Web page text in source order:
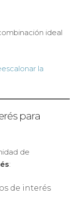
ideal
la
para
de
:
de interés